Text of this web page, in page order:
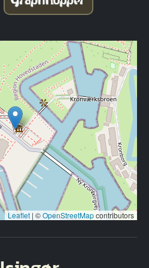
Leaflet | ©OpenStreetMapcontributors